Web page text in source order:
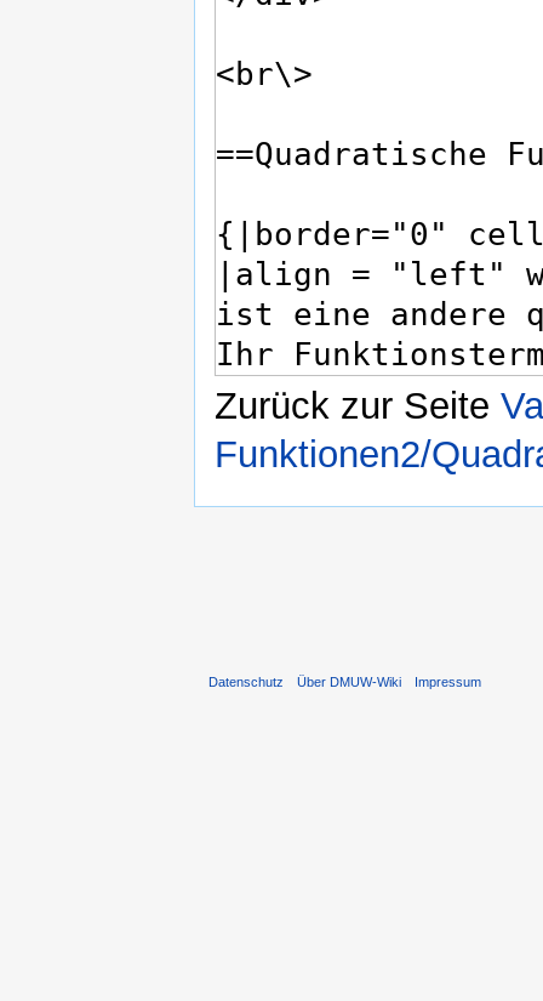
Zurück zur Seite
Funktionen2/
Datenschutz Über DMUW-Wiki Impressum